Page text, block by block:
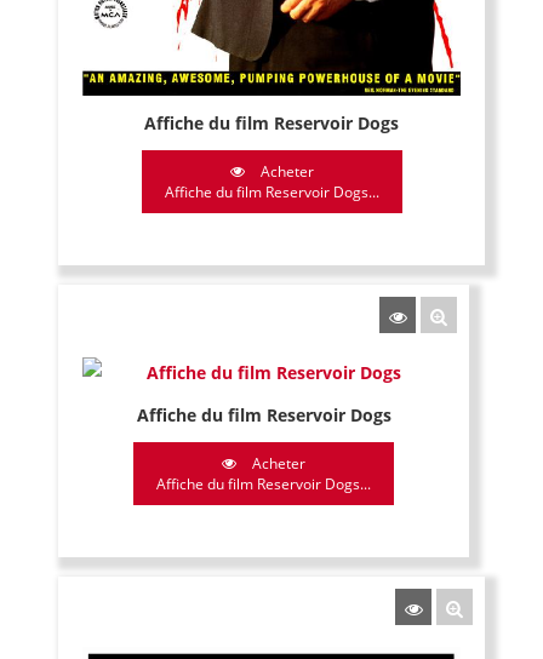
Affiche du film Reservoir Dogs
Acheter
Affiche du film Reservoir Dogs...
Affiche du film Reservoir Dogs
Acheter
Affiche du film Reservoir Dogs...